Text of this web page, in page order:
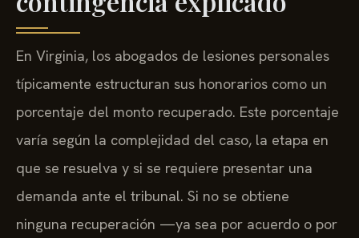
En Virginia, los abogados de lesiones personales
típicamente estructuran sus honorarios como un
porcentaje del monto recuperado. Este porcentaje
varía según la complejidad del caso, la etapa en
que se resuelva y si se requiere presentar una
demanda ante el tribunal. Si no se obtiene
ninguna recuperación —ya sea por acuerdo o por